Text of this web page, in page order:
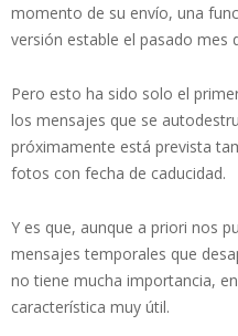
momento de su envío, una
versión estable el pasado mes
Pero esto ha sido solo el
los mensajes que se
próximamente está prevista
fotos con fecha de caducidad.
Y es que, aunque a priori nos
mensajes temporales que
no tiene mucha importancia,
característica muy útil.